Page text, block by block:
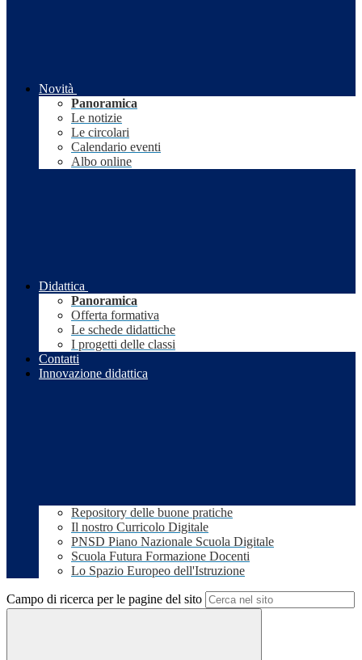
Novità
Panoramica
Le notizie
Le circolari
Calendario eventi
Albo online
Didattica
Panoramica
Offerta formativa
Le schede didattiche
I progetti delle classi
Contatti
Innovazione didattica
Repository delle buone pratiche
Il nostro Curricolo Digitale
PNSD Piano Nazionale Scuola Digitale
Scuola Futura Formazione Docenti
Lo Spazio Europeo dell'Istruzione
Campo di ricerca per le pagine del sito